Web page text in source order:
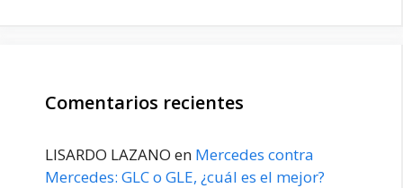
Comentarios recientes
LISARDO LAZANO en Mercedes contra
Mercedes: GLC o GLE, ¿cuál es el mejor?